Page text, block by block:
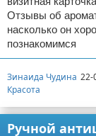
Отзывы об
насколько он
познакомимся
Зинаида Чудина 22-
Красота
Ручной